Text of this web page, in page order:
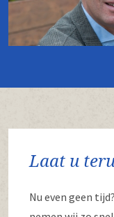
Laat u
Nu even geen